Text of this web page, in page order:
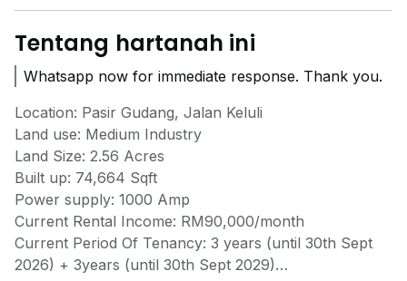
Tentang hartanah ini
Whatsapp now for immediate response. Thank you.
Location: Pasir Gudang, Jalan Keluli
Land use: Medium Industry
Land Size: 2.56 Acres
Built up: 74,664 Sqft
Power supply: 1000 Amp
Current Rental Income: RM90,000/month
Current Period Of Tenancy: 3 years (until 30th Sept
2026) + 3years (until 30th Sept 2029)